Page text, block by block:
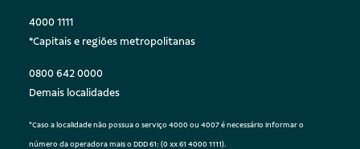
4000 1111
*Capitais e regiões metropolitanas
0800 642 0000
Demais localidades
*Caso a localidade não possua o serviço 4000 ou 4007 é necessário informar o
número da operadora mais o DDD 61: (0 xx 61 4000 1111).